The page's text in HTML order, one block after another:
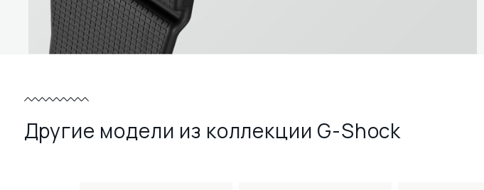
Другие модели из коллекции G-Shock